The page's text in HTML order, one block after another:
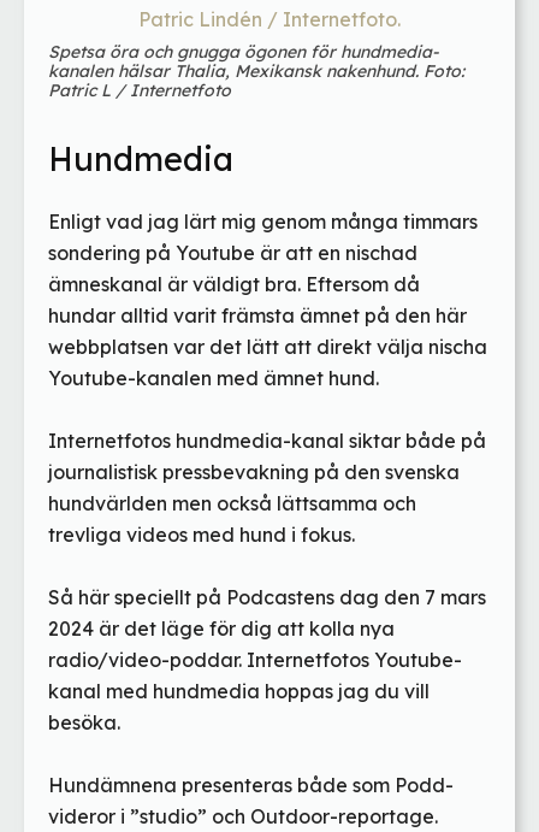
Spetsa öra och gnugga ögonen för hundmedia-
kanalen hälsar Thalia, Mexikansk nakenhund. Foto:
Patric L / Internetfoto
Hundmedia
Enligt vad jag lärt mig genom många timmars
sondering på Youtube är att en nischad
ämneskanal är väldigt bra. Eftersom då
hundar alltid varit främsta ämnet på den här
webbplatsen var det lätt att direkt välja nischa
Youtube-kanalen med ämnet hund.
Internetfotos hundmedia-kanal siktar både på
journalistisk pressbevakning på den svenska
hundvärlden men också lättsamma och
trevliga videos med hund i fokus.
Så här speciellt på Podcastens dag den 7 mars
2024 är det läge för dig att kolla nya
radio/video-poddar. Internetfotos Youtube-
kanal med hundmedia hoppas jag du vill
besöka.
Hundämnena presenteras både som Podd-
videror i ”studio” och Outdoor-reportage.